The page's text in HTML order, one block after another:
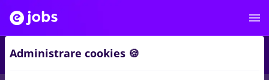
Administrare cookies 🍪